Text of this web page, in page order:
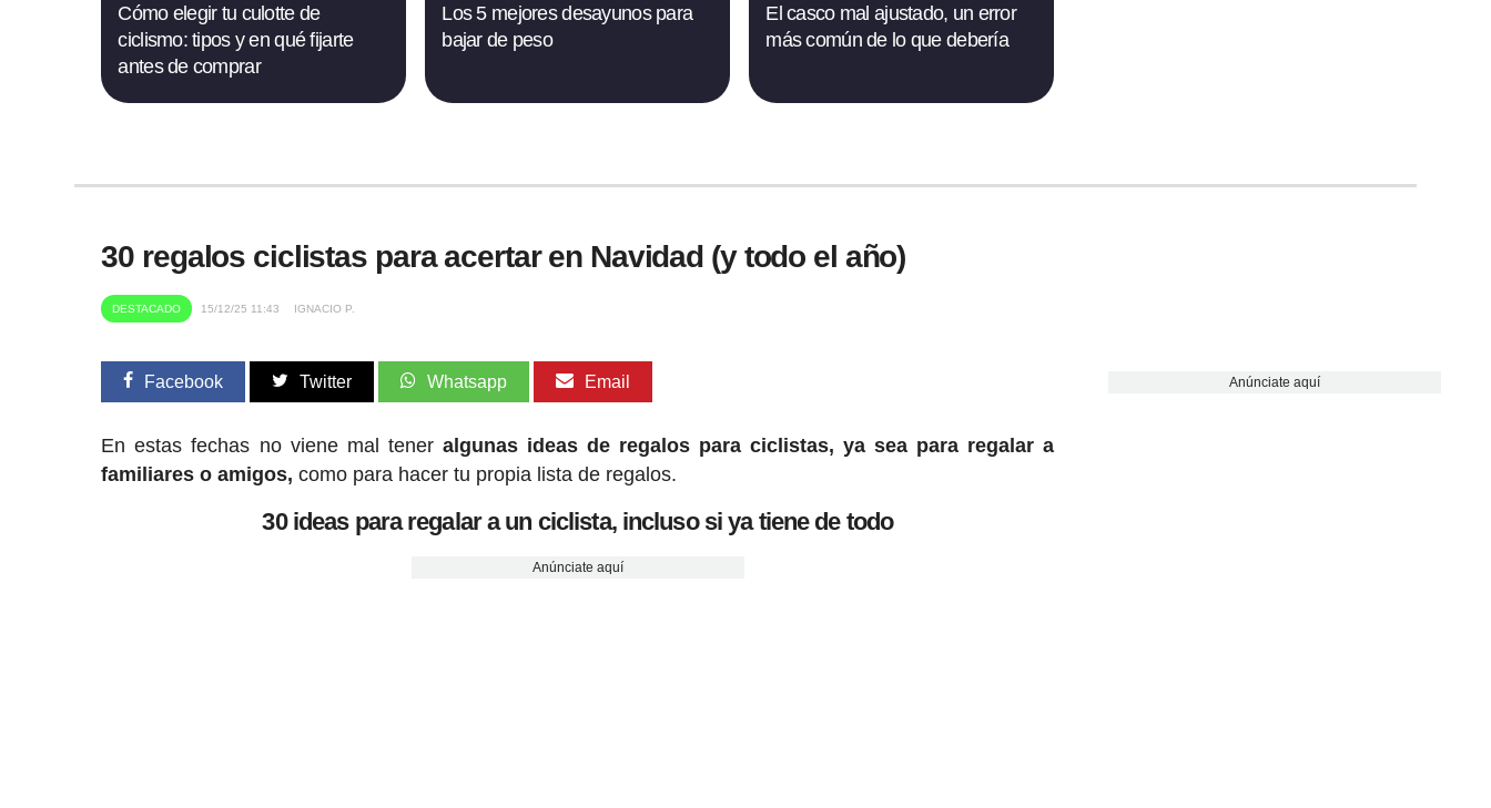
Cómo elegir tu culotte de
ciclismo: tipos y en qué fijarte
antes de comprar
Los 5 mejores desayunos para
bajar de peso
El casco mal ajustado, un error
más común de lo que debería
30 regalos ciclistas para acertar en Navidad (y todo el año)
DESTACADO 15/12/25 11:43 IGNACIO P.
Facebook Twitter Whatsapp Email
En estas fechas no viene mal teneralgunas ideas de regalos para ciclistas, ya sea para regalar a
familiares o amigos,como para hacer tu propia lista de regalos.
30 ideas para regalar a un ciclista, incluso si ya tiene de todo
Anúnciate aquí
Anúnciate aquí